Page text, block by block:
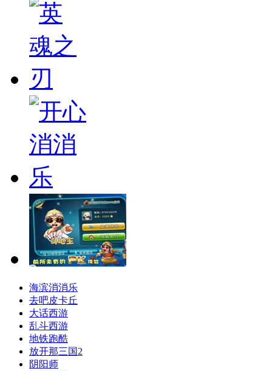
海滨消消乐
去吧皮卡丘
大话西游
乱斗西游
地铁跑酷
放开那三国2
阴阳师